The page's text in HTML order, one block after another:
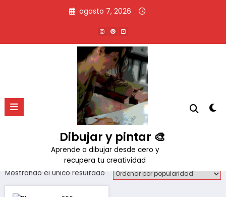
agosto 7, 2026
Dibujar y pintar 🎨
Aprende a dibujar desde cero y
recupera tu creatividad
Marca:Canson
Inicio Productos Canson
Mostrando el único resultado